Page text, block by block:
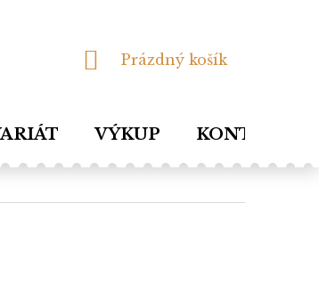
NÁKUPNÍ
Prázdný košík
VÝKUP KONTAKTY